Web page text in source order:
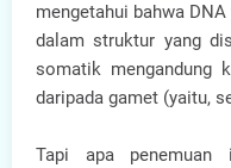
mengetahui bahwa
dalam struktur yang
somatik mengandung
daripada gamet (yaitu,
Tapi apa penemuan